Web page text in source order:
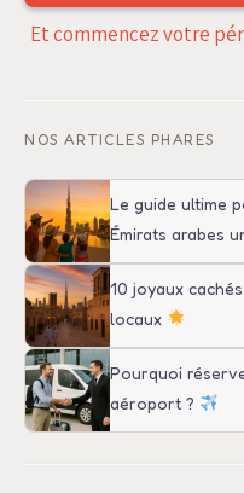
Et commencez votre
NOS ARTICLES PHARES
Le guide ultime
Émirats arabes
transport
10 joyaux
locaux
Pourquoi
aéroport ?